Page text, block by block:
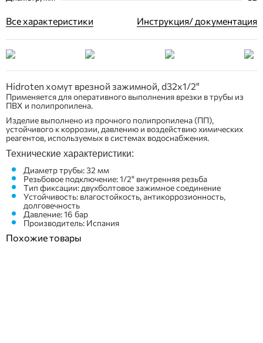
Все характеристики Инструкция/ документация
Hidroten хомут врезной зажимной, d32x1/2"
Применяется для оперативного выполнения врезки в трубы из
ПВХ и полипропилена.
Изделие выполнено из прочного полипропилена (ПП),
устойчивого к коррозии, давлению и воздействию химических
реагентов, используемых в системах водоснабжения.
Технические характеристики:
Диаметр трубы: 32 мм
Резьбовое подключение: 1/2" внутренняя резьба
Тип фиксации: двухболтовое зажимное соединение
Устойчивость: влагостойкость, антикоррозионность,
долговечность
Давление: 16 бар
Производитель: Испания
Похожие товары